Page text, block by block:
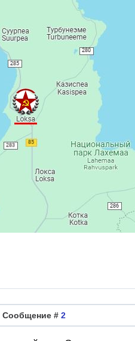
Сообщение # 2